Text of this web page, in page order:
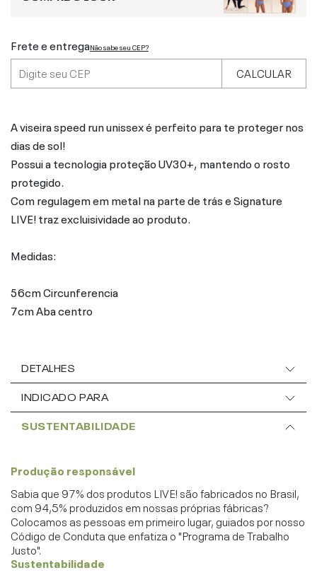
Frete e entregaNão sabe seu CEP?
CALCULAR
A viseira speed run unissex é perfeito para te proteger nos
dias de sol!
Possui a tecnologia proteção UV30+, mantendo o rosto
protegido.
Com regulagem em metal na parte de trás e Signature
LIVE! traz excluisividade ao produto.
Medidas:
56cm Circunferencia
7cm Aba centro
DETALHES
INDICADO PARA
SUSTENTABILIDADE
Produção responsável
Sabia que 97% dos produtos LIVE! são fabricados no Brasil,
com 94,5% produzidos em nossas próprias fábricas?
Colocamos as pessoas em primeiro lugar, guiados por nosso
Código de Conduta que enfatiza o "Programa de Trabalho
Justo".
Sustentabilidade